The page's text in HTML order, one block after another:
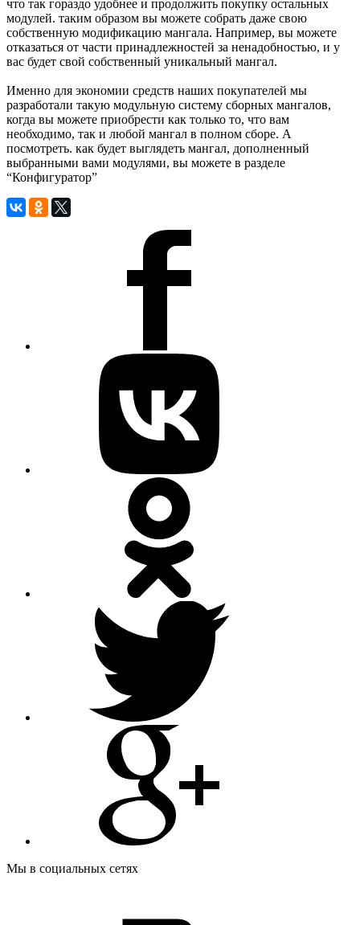
что так гораздо удобнее и продолжить покупку остальных
модулей. таким образом вы можете собрать даже свою
собственную модификацию мангала. Например, вы можете
отказаться от части принадлежностей за ненадобностью, и у
вас будет свой собственный уникальный мангал.
Именно для экономии средств наших покупателей мы
разработали такую модульную систему сборных мангалов,
когда вы можете приобрести как только то, что вам
необходимо, так и любой мангал в полном сборе. А
посмотреть. как будет выглядеть мангал, дополненный
выбранными вами модулями, вы можете в разделе
“Конфигуратор”
Мы в социальных сетях